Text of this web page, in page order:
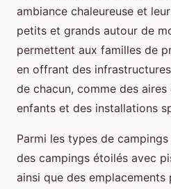
ambiance chaleureuse et
petits et grands autour de
permettent aux familles de
en offrant des
de chacun, comme des
enfants et des installations
Parmi les types de
des campings étoilés avec
ainsi que des